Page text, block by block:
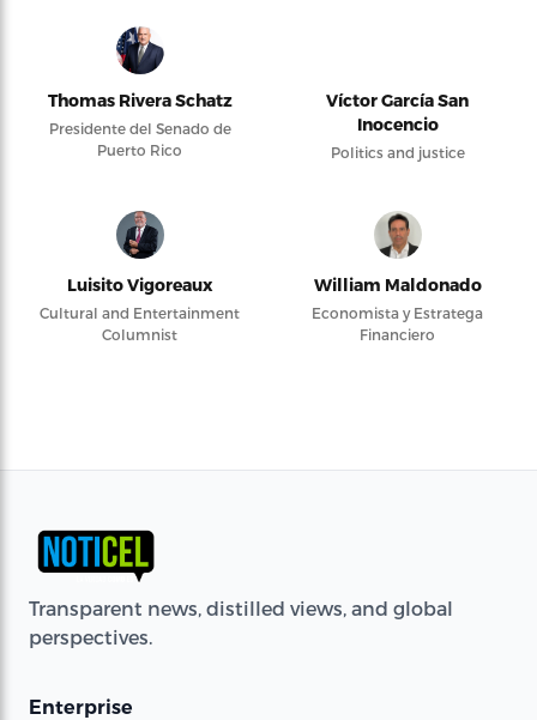
Thomas Rivera Schatz
Presidente del Senado de
Puerto Rico
Víctor García San
Inocencio
Politics and justice
Luisito Vigoreaux
Cultural and Entertainment
Columnist
William Maldonado
Economista y Estratega
Financiero
Transparent news, distilled views, and global
perspectives.
Enterprise